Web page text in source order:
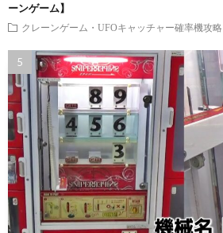
ーンゲーム】
クレーンゲーム・UFOキャッチャー確率機攻略